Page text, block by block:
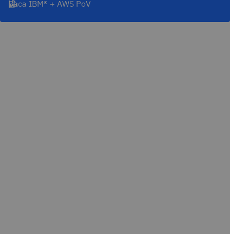
Baca IBM® + AWS PoV